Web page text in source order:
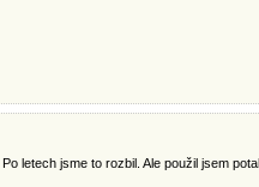
letech jsme to rozbil. Ale použil jsem